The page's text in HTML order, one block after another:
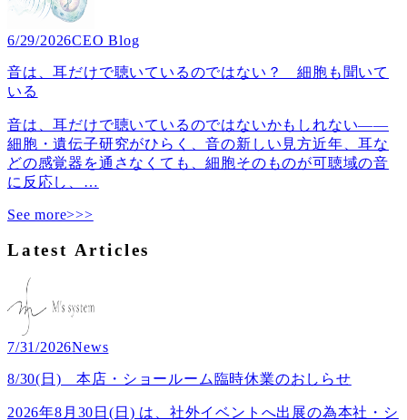
6/29/2026CEO Blog
音は、耳だけで聴いているのではない？ 細胞も聞いて
いる
音は、耳だけで聴いているのではないかもしれない――
細胞・遺伝子研究がひらく、音の新しい見方近年、耳な
どの感覚器を通さなくても、細胞そのものが可聴域の音
に反応し、 …
See more>>>
Latest Articles
7/31/2026News
8/30(日) 本店・ショールーム臨時休業のおしらせ
2026年8月30日(日) は、社外イベントへ出展の為本社・シ